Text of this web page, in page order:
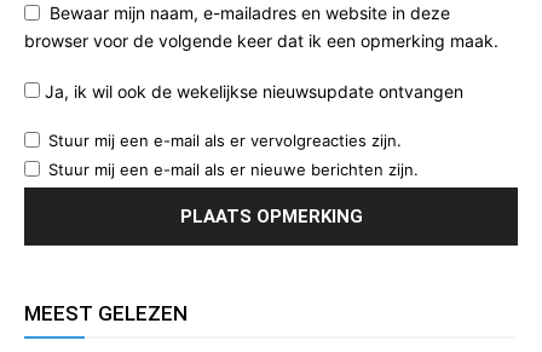
Bewaar mijn naam, e-mailadres en website in deze
browser voor de volgende keer dat ik een opmerking maak.
Ja, ik wil ook de wekelijkse nieuwsupdate ontvangen
Stuur mij een e-mail als er vervolgreacties zijn.
Stuur mij een e-mail als er nieuwe berichten zijn.
MEEST GELEZEN